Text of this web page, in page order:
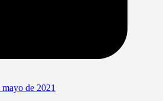
mayo de 2021